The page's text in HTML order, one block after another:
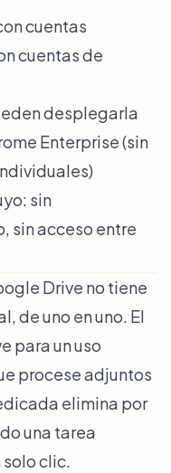
cuentas
cuentas de
desplegarla
Enterprise (sin
sin
sin acceso entre
Drive no tiene
de uno en uno. El
para un uso
procese adjuntos
elimina por
una tarea
solo clic.